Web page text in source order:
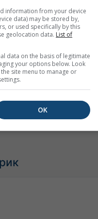
12
Изузетно топло
података можемо
(плаве области).
приватних
information from your device
data) may be stored by,
or used specifically by this
geolocation data. List of
data on the basis of legitimate
your options below. Look
site menu to manage or
OK